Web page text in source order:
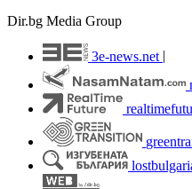
Dir.bg Media Group
3e-news.net